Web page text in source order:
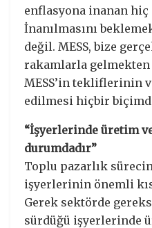
enflasyona inanan
İnanılmasını
değil. MESS, bize
rakamlarla
MESS’in tekliflerinin
edilmesi hiçbir
“İşyerlerinde üretim
durumdadır”
Toplu pazarlık
işyerlerinin önemli
Gerek sektörde
sürdüğü işyerlerinde